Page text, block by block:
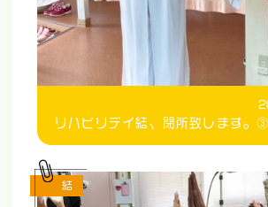
リハビリデイ結、閉所致します。③
結